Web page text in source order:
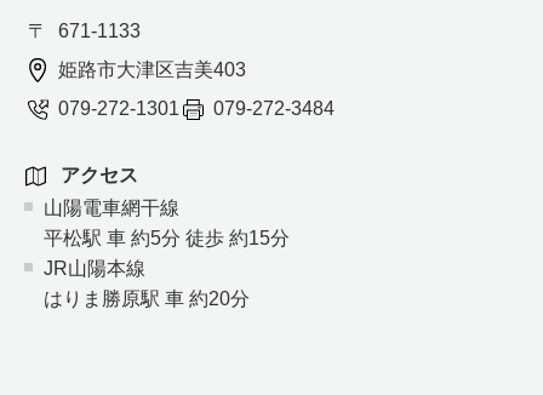
671-1133
姫路市大津区吉美403
079-272-1301
079-272-3484
アクセス
山陽電車網干線
平松駅 車 約5分 徒歩 約15分
JR山陽本線
はりま勝原駅 車 約20分